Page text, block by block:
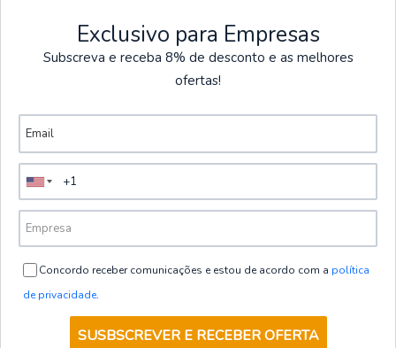
Bónes AntiChoque
Ver mais produtos
|Safetop
Boné de Proteção Antichoque | Safetop
€10,50 + IVA
5.0
Quantidade
Exclusivo para Empresas
Subscreva e receba 8% de desconto e as melhores
ofertas!
Concordo receber comunicações e estou de acordo com a política
de privacidade.
SUSBSCREVER E RECEBER OFERTA